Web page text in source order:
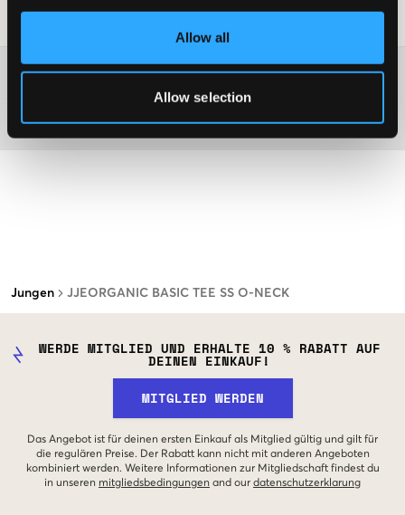
Allow all
Allow selection
Jungen JJEORGANIC BASIC TEE SS O-NECK
Washing advice
Material
WERDE MITGLIED UND ERHALTE 10 % RABATT AUF
DEINEN EINKAUF!
MITGLIED WERDEN
Das Angebot ist für deinen ersten Einkauf als Mitglied gültig und gilt für
die regulären Preise. Der Rabatt kann nicht mit anderen Angeboten
kombiniert werden. Weitere Informationen zur Mitgliedschaft findest du
in unseren mitgliedsbedingungen and our datenschutzerklarung